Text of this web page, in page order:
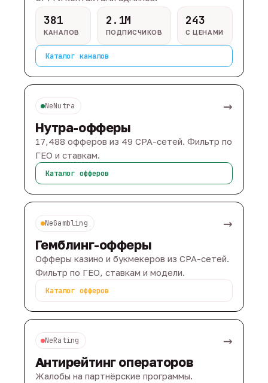
381
КАНАЛОВ
2.1M
ПОДПИСЧИКОВ
243
С ЦЕНАМИ
Каталог каналов
NeNutra →
Нутра-офферы
17,488 офферов из 49 CPA-сетей. Фильтр по
ГЕО и ставкам.
Каталог офферов
NeGambling →
Гемблинг-офферы
Офферы казино и букмекеров из CPA-сетей.
Фильтр по ГЕО, ставкам и модели.
Каталог офферов
NeRating →
Антирейтинг операторов
Жалобы на партнёрские программы.